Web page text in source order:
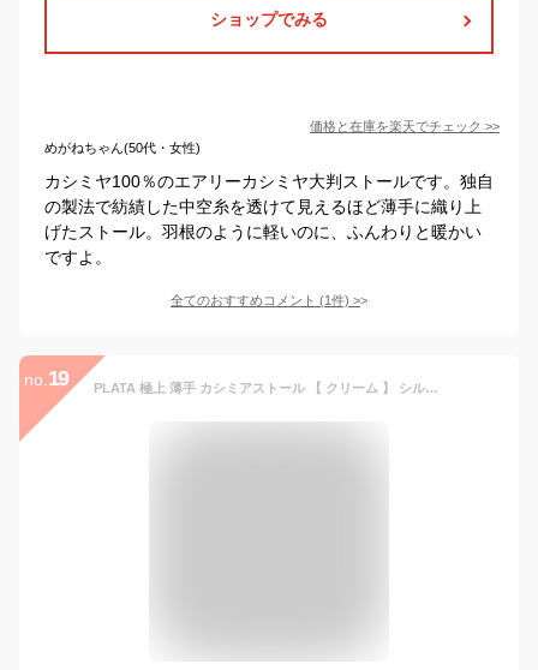
ショップでみる
価格と在庫を楽天でチェック >>
めがねちゃん(50代・女性)
カシミヤ100％のエアリーカシミヤ大判ストールです。独自
の製法で紡績した中空糸を透けて見えるほど薄手に織り上
げたストール。羽根のように軽いのに、ふんわりと暖かい
ですよ。
全てのおすすめコメント (1件) >
no. 19 PLATA 極上 薄手 カシミアストール 【 クリーム 】 シルク 50% カシミア 50% / 大判サイズ 180×70ｃｍ